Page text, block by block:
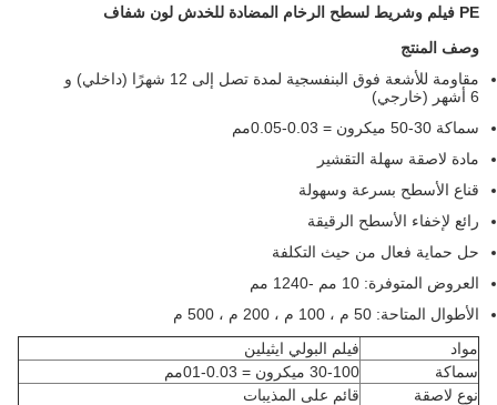
PE فيلم وشريط لسطح الرخام المضادة للخدش لون شفاف
وصف المنتج
مقاومة للأشعة فوق البنفسجية لمدة تصل إلى 12 شهرًا (داخلي) و
سماكة30-50 ميكرون = 0.03-0.05
مم
مادة لاصقة سهلة التقشير
قناع الأسطح بسرعة وسهولة
رائع لإخفاء الأسطح الرقيقة
حل حماية فعال من حيث التكلفة
العروض المتوفرة: 10 مم -1240 مم
الأطوال المتاحة: 50 م ، 100 م ، 200 م ، 500 م
مواد
فيلم البولي ايثيلين
سماكة
30-100 ميكرون = 0.03-01
مم
نوع لاصقة
قائم على المذيبات